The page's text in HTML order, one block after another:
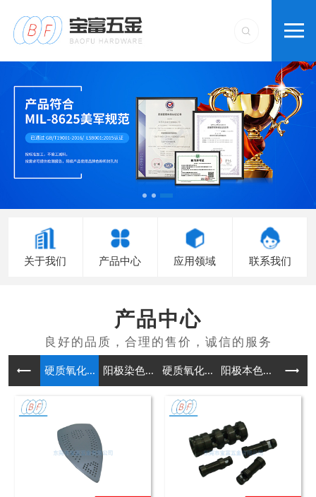
关于我们 产品中心 应用领域 联系我们
产品中心
硬质氧化... 阳极染色... 硬质氧化... 阳极本色... 铸造